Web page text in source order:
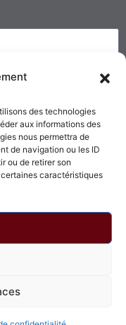
des technologies
aux informations des
nous permettra de
de navigation ou les ID
ou de retirer son
caractéristiques
réservés.